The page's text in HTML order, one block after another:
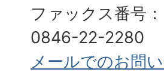
ファックス番号：
0846-22-2280
メールでのお問